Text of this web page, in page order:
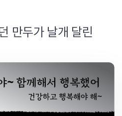
만두가 날개 달린